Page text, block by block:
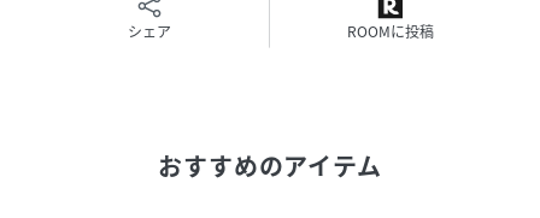
＊＊＊＊＊＊＊＊＊＊＊＊＊＊＊＊＊＊＊＊＊＊
平干しにしてください。
シェア ROOMに投稿
おすすめのアイテム